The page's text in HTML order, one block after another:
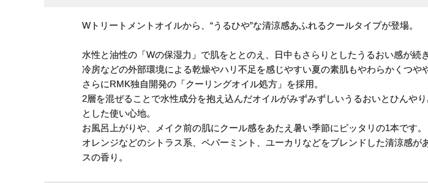
Wトリートメントオイルから、“うるひや”な清涼感あふれるクールタイプが登場。
水性と油性の「Wの保湿力」で肌をととのえ、日中もさらりとしたうるおい感が続き
冷房などの外部環境による乾燥やハリ不足を感じやすい夏の素肌もやわらかくつや
さらにRMK独自開発の「クーリングオイル処方」を採用。
2層を混ぜることで水性成分を抱え込んだオイルがみずみずしいうるおいとひんや
とした使い心地。
お風呂上がりや、メイク前の肌にクール感をあたえ暑い季節にピッタリの1本です。
オレンジなどのシトラス系、ペパーミント、ユーカリなどをブレンドした清涼感が
スの香り。